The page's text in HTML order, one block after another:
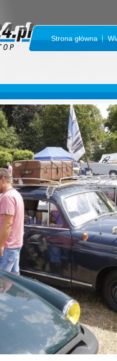
Strona główna